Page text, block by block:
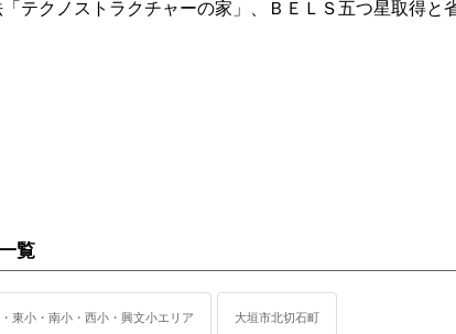
テクノストラクチャーの家」、ＢＥＬＳ五つ星取得と
覧
東小・南小・西小・興文小エリア 大垣市北切石町